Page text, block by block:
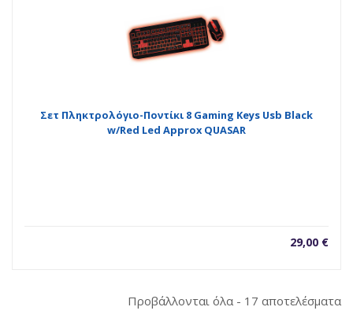
Σετ Πληκτρολόγιο-Ποντίκι 8 Gaming Keys Usb Black
w/Red Led Approx QUASAR
29,00 €
Προβάλλονται όλα - 17 αποτελέσματα